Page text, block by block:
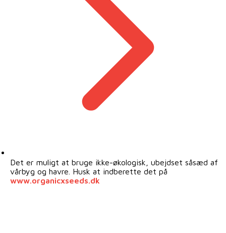
Det er muligt at bruge ikke-økologisk, ubejdset såsæd af
vårbyg og havre. Husk at indberette det på
www.organicxseeds.dk